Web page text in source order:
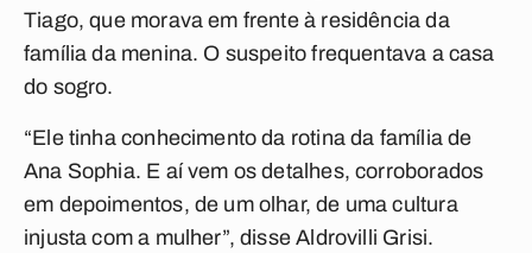
Tiago, que morava em frente à residência da
família da menina. O suspeito frequentava a casa
do sogro.
“Ele tinha conhecimento da rotina da família de
Ana Sophia. E aí vem os detalhes, corroborados
em depoimentos, de um olhar, de uma cultura
injusta com a mulher”, disse Aldrovilli Grisi.